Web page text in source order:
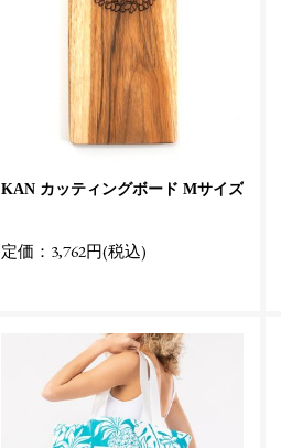
KAN カッティングボード Mサイズ
定価：3,762円(税込)